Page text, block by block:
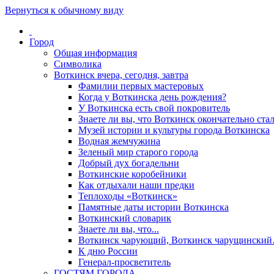
Вернуться к обычному виду
Город
Общая информация
Символика
Воткинск вчера, сегодня, завтра
Фамилии первых мастеровых
Когда у Воткинска день рождения?
У Воткинска есть свой покровитель
Знаете ли вы, что Воткинск окончательно
Музей истории и культуры города Воткинска
Водная жемчужина
Зеленый мир старого города
Добрый дух богадельни
Воткинские коробейники
Как отдыхали наши предки
Теплоходы «Воткинск»
Памятные даты истории Воткинска
Воткинский словарик
Знаете ли вы, что...
Воткинск чарующий, Воткинск
К дню России
Генерал-просветитель